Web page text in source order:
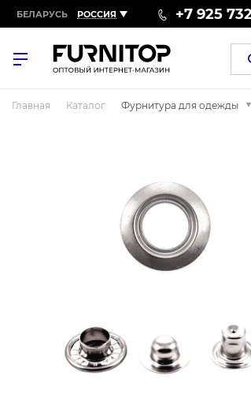
БЕЛАРУСЬ РОССИЯ +7 925
Главная Каталог Фурнитура для одежды